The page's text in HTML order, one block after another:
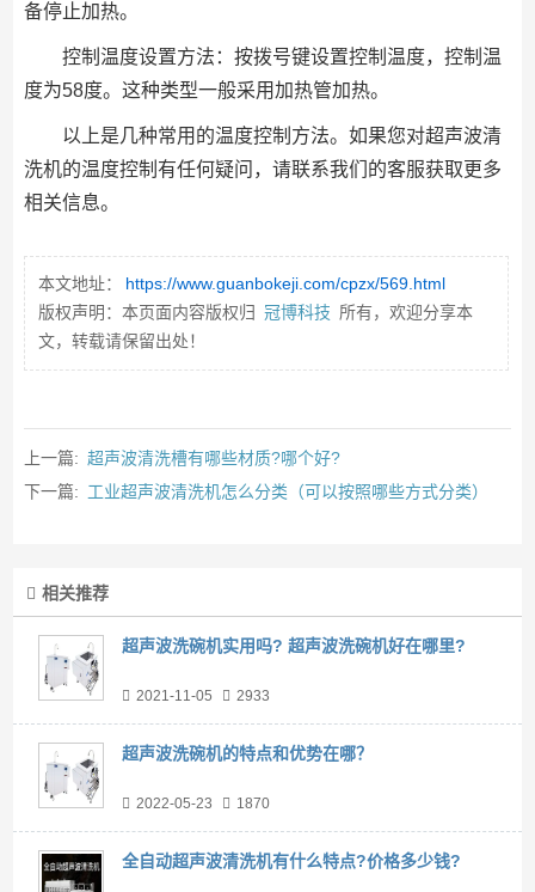
备停止加热。
控制温度设置方法：按拨号键设置控制温度，控制温
度为58度。这种类型一般采用加热管加热。
以上是几种常用的温度控制方法。如果您对超声波清
洗机的温度控制有任何疑问，请联系我们的客服获取更多
相关信息。
本文地址：
https://www.guanbokeji.com/cpzx/569.html
版权声明：本页面内容版权归 冠博科技 所有，欢迎分享本
文，转载请保留出处！
上一篇: 超声波清洗槽有哪些材质?哪个好?
下一篇: 工业超声波清洗机怎么分类（可以按照哪些方式分类）
相关推荐
超声波洗碗机实用吗? 超声波洗碗机好在哪里?
2021-11-05 2933
超声波洗碗机的特点和优势在哪？
2022-05-23 1870
全自动超声波清洗机有什么特点?价格多少钱?